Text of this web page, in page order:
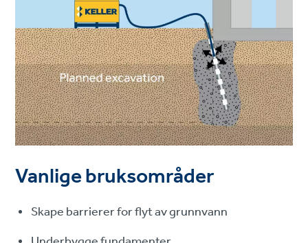
Vanlige bruksområder
Skape barrierer for flyt av grunnvann